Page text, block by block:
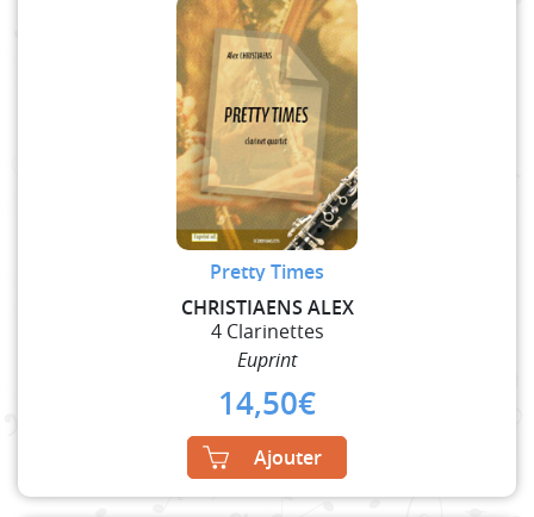
Pretty Times
CHRISTIAENS ALEX
4 Clarinettes
Euprint
14,50€
Ajouter